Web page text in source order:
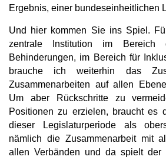
Ergebnis, einer bundeseinheitlichen
Und hier kommen Sie ins Spiel.
zentrale Institution im Bereich
Behinderungen, im Bereich für
brauche ich weiterhin das
Zusammenarbeiten auf allen
Um aber Rückschritte zu
Positionen zu erzielen, braucht es
dieser Legislaturperiode als
nämlich die Zusammenarbeit mit
allen Verbänden und da spielt der